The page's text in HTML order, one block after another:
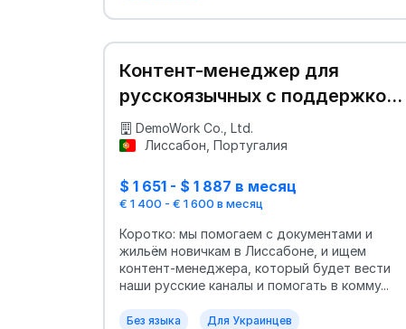
Контент-менеджер для
русскоязычных с поддержкой
в адаптации
DemoWork Co., Ltd.
Лиссабон, Португалия
$ 1 651 - $ 1 887 в месяц
€ 1 400 - € 1 600 в месяц
Коротко: мы помогаем с документами и
жильём новичкам в Лиссабоне, и ищем
контент‑менеджера, который будет вести
наши русские каналы и помогать в комму...
Без языка Для Украинцев